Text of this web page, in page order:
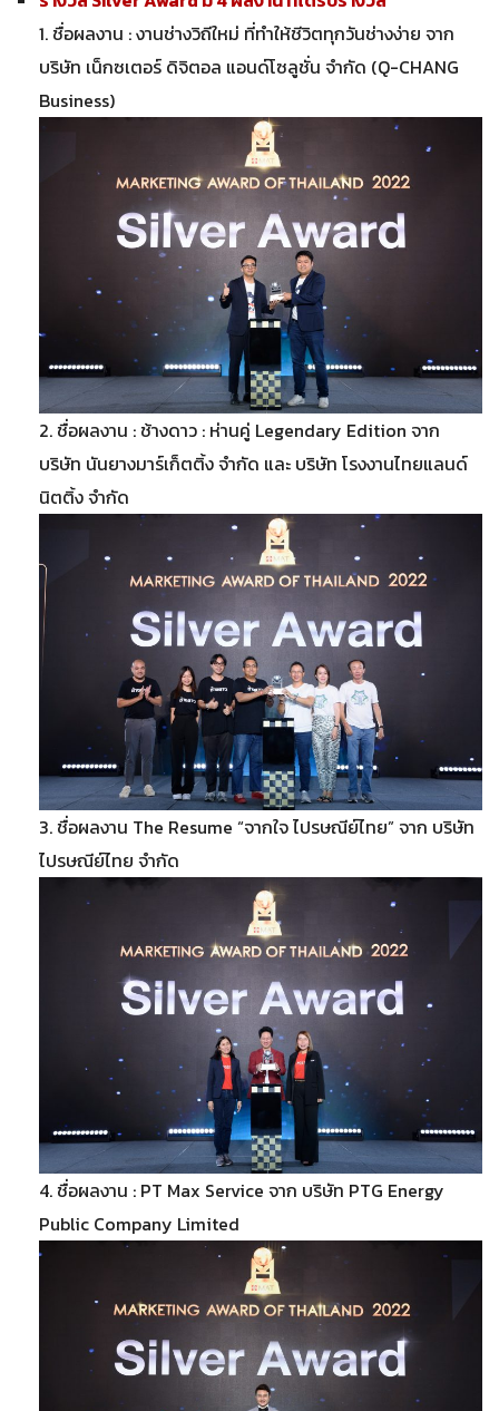
1. ชื่อผลงาน : งานช่างวิถีใหม่ ที่ทำให้ชีวิตทุกวันช่างง่าย จาก
บริษัท เน็กซเตอร์ ดิจิตอล แอนด์โซลูชั่น จำกัด (Q-CHANG
Business)
2. ชื่อผลงาน : ช้างดาว : ห่านคู่ Legendary Edition จาก
บริษัท นันยางมาร์เก็ตติ้ง จำกัด และ บริษัท โรงงานไทยแลนด์
นิตติ้ง จำกัด
3. ชื่อผลงาน The Resume “จากใจ ไปรษณีย์ไทย” จาก บริษัท
ไปรษณีย์ไทย จำกัด
4. ชื่อผลงาน : PT Max Service จาก บริษัท PTG Energy
Public Company Limited